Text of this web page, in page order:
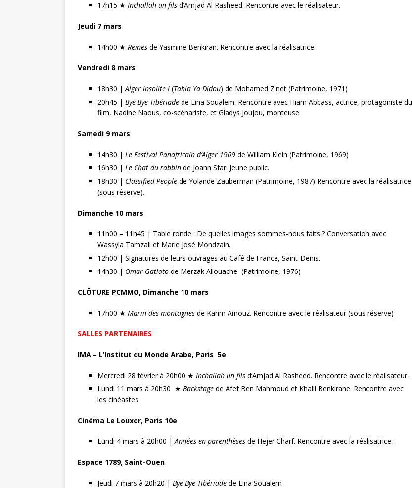
17h15 ★ Inchallah un fils d’Amjad Al Rasheed. Rencontre avec le réalisateur.
Jeudi 7 mars
14h00 ★ Reines de Yasmine Benkiran. Rencontre avec la réalisatrice.
Vendredi 8 mars
18h30 |Alger insolite ! (Tahia Ya Didou) de Mohamed Zinet (Patrimoine, 1971)
20h45 | Bye Bye Tibériade de Lina Soualem. Rencontre avec Hiam Abbass, actrice, protagoniste du
film, Nadine Naous, co-scénariste, et Gladys Joujou, monteuse.
Samedi 9 mars
14h30 | Le Festival Panafricain d’Alger 1969 de William Klein (Patrimoine, 1969)
16h30 | Le Chat du rabbin de Joann Sfar. Jeune public.
18h30 | Classified People de Yolande Zauberman (Patrimoine, 1987) Rencontre avec la réalisatrice
(sous réserve).
Dimanche 10 mars
11h00 – 11h45 | Table ronde : De quelles images sommes-nous faits ? Conversation avec
Wassyla Tamzali et Marie José Mondzain.
12h00 | Signatures de leurs ouvrages au Café de France, Saint-Denis.
14h30 | Omar Gatlato de Merzak Allouache (Patrimoine, 1976)
CLÔTURE PCMMO, Dimanche 10 mars
17h00 ★ Marin des montagnes de Karim Aïnouz. Rencontre avec le réalisateur (sous réserve)
SALLES PARTENAIRES
IMA – L’Institut du Monde Arabe, Paris 5e
Mercredi 28 février à 20h00 ★ Inchallah un fils d’Amjad Al Rasheed. Rencontre avec le réalisateur.
Lundi 11 mars à 20h30 ★ Backstage de Afef Ben Mahmoud et Khalil Benkirane. Rencontre avec
les cinéastes
Cinéma Le Louxor, Paris 10e
Lundi 4 mars à 20h00 |Années en parenthèses de Hejer Charf. Rencontre avec la réalisatrice.
Espace 1789, Saint-Ouen
Jeudi 7 mars à 20h20 | Bye Bye Tibériade de Lina Soualem